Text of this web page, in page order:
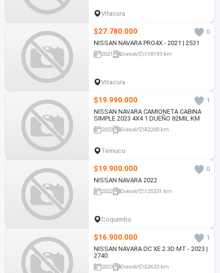
Vitacura
$27.780.000
0
NISSAN NAVARA PRO4X - 2021 | 2531
2021 Diesel 118193 km
Vitacura
$19.990.000
1
NISSAN NAVARA CAMIONETA CABINA
SIMPLE 2023 4X4 1 DUEÑO 82MIL KM
2023 Diesel 82200 km
Temuco
$19.900.000
0
NISSAN NAVARA 2022
2022 Diesel 125331 km
Coquimbo
$16.900.000
1
NISSAN NAVARA DC XE 2.3D MT - 2023 |
2740
2023 Diesel 52633 km